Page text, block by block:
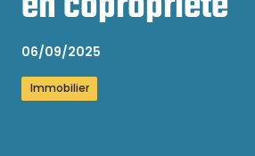
06/09/2025
Immobilier